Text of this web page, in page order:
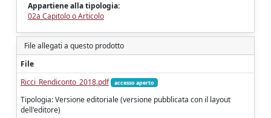
Appartiene alla tipologia:
02a Capitolo o Articolo
File allegati a questo prodotto
File
Ricci_Rendiconto_2018.pdf
accesso aperto
Tipologia: Versione editoriale (versione pubblicata con il layout
dell'editore)